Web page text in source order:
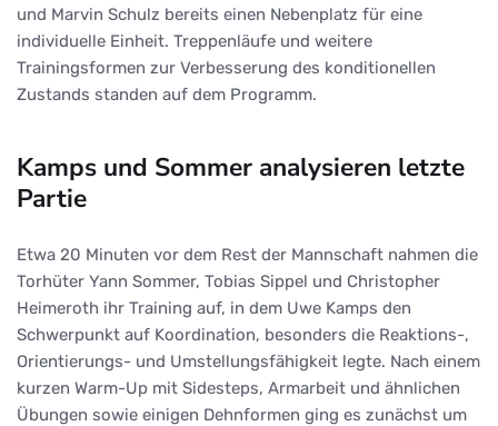
und Marvin Schulz bereits einen Nebenplatz für eine
individuelle Einheit. Treppenläufe und weitere
Trainingsformen zur Verbesserung des konditionellen
Zustands standen auf dem Programm.
Kamps und Sommer analysieren letzte
Partie
Etwa 20 Minuten vor dem Rest der Mannschaft nahmen die
Torhüter Yann Sommer, Tobias Sippel und Christopher
Heimeroth ihr Training auf, in dem Uwe Kamps den
Schwerpunkt auf Koordination, besonders die Reaktions-,
Orientierungs- und Umstellungsfähigkeit legte. Nach einem
kurzen Warm-Up mit Sidesteps, Armarbeit und ähnlichen
Übungen sowie einigen Dehnformen ging es zunächst um